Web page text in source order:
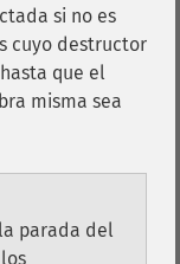
si no es
cuyo destructor
que el
misma sea
parada del